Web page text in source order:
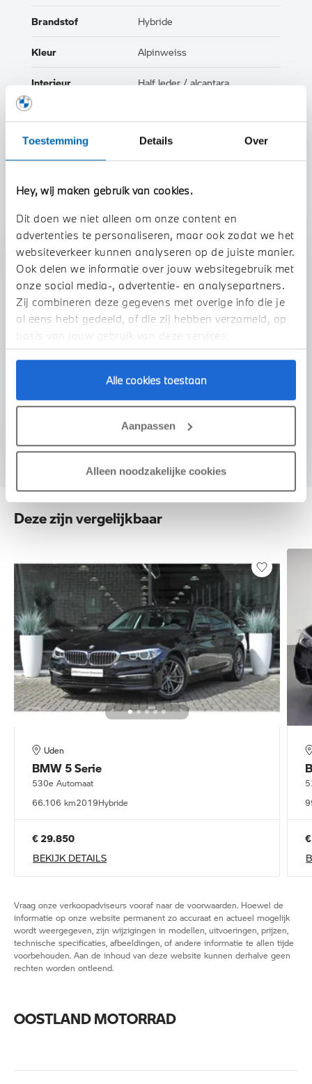
Toestemming Details Over
Hey, wij maken gebruik van cookies.
Dit doen we niet alleen om onze content en
advertenties te personaliseren, maar ook zodat we het
websiteverkeer kunnen analyseren op de juiste manier.
Ook delen we informatie over jouw websitegebruik met
onze social media-, advertentie- en analysepartners.
Zij combineren deze gegevens met overige info die je
al eens hebt gedeeld, of die zij hebben verzameld, op
basis van jouw gebruik van deze services.
Alle cookies toestaan
Aanpassen
Alleen noodzakelijke cookies
Stap 1 van 3
Uw auto inruilen?
VOORSTEL AANVRAGEN
Brandstof Hybride
Kleur Alpinweiss
Interieur Half leder / alcantara
TOON ALLE EIGENSCHAPPEN
Deze zijn vergelijkbaar
Uden
BMW 5 Serie
530e Automaat
66.106 km2019Hybride
€ 29.850
BEKIJK DETAILS
Vraag onze verkoopadviseurs vooraf naar de voorwaarden. Hoewel de
informatie op onze website permanent zo accuraat en actueel mogelijk
wordt weergegeven, zijn wijzigingen in modellen, uitvoeringen, prijzen,
technische specificaties, afbeeldingen, of andere informatie te allen tijde
voorbehouden. Aan de inhoud van deze website kunnen derhalve geen
rechten worden ontleend.
OOSTLAND MOTORRAD